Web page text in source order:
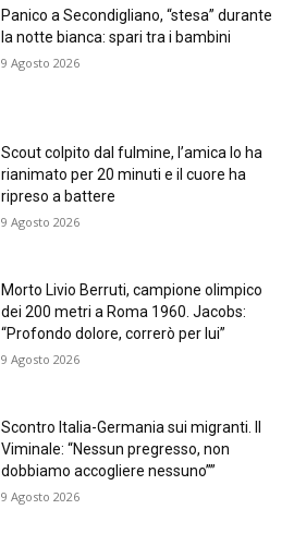
Panico a Secondigliano, “stesa” durante
la notte bianca: spari tra i bambini
9 Agosto 2026
Scout colpito dal fulmine, l’amica lo ha
rianimato per 20 minuti e il cuore ha
ripreso a battere
9 Agosto 2026
Morto Livio Berruti, campione olimpico
dei 200 metri a Roma 1960. Jacobs:
“Profondo dolore, correrò per lui”
9 Agosto 2026
Scontro Italia-Germania sui migranti. Il
Viminale: “Nessun pregresso, non
dobbiamo accogliere nessuno””
9 Agosto 2026